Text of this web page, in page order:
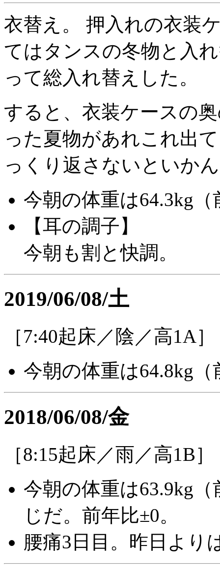
衣替え。 押入れの衣装
てはタンスの冬物と入
って総入れ替えした。
すると、衣装ケースの
った夏物があれこれ出
っくり返さないといか
今朝の体重は64.3kg（
【耳の調子】
今朝も割と快調。
2019/06/08/土
［7:40起床／陰／高1A］
今朝の体重は64.8kg（
2018/06/08/金
［8:15起床／雨／高1B］
今朝の体重は63.9kg
じだ。前年比±0。
腰痛3日目。昨日より